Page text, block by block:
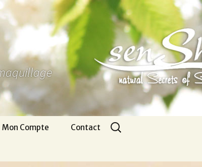
Mon Compte Contact
Rechercher :